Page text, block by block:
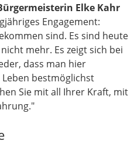
Elke Kahr
Engagement:
sind. Es sind heute
mehr. Es zeigt sich bei
dass man hier
bestmöglichst
Sie mit all Ihrer Kraft, mit